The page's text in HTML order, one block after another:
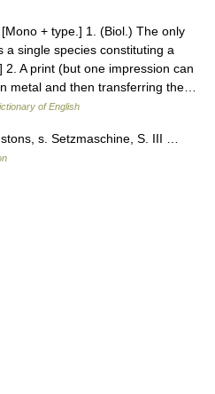
+ type.] 1. (Biol.) The only
a single species constituting a
A print (but one impression can
metal and then transferring the…
of English
s. Setzmaschine, S. III …